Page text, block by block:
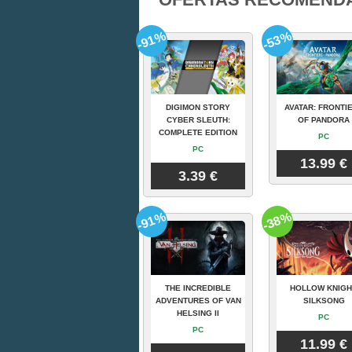
DIGIMON STORY
CYBER SLEUTH:
COMPLETE EDITION
PC
3.39 €
-91%
AVATAR:
OF PANDORA
PC
13.99 €
-53%
THE INCREDIBLE
ADVENTURES OF VAN
HELSING II
PC
-91%
HOLLOW
SILKSONG
PC
11.99 €
-38%